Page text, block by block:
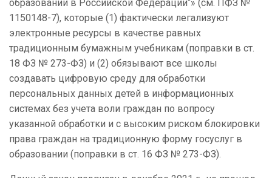
образовании в Российской Федерации“» (см. ПФЗ №
1150148-7), которые (1) фактически легализуют
электронные ресурсы в качестве равных
традиционным бумажным учебникам (поправки в ст.
18 ФЗ № 273-ФЗ) и (2) обязывают все школы
создавать цифровую среду для обработки
персональных данных детей в информационных
системах без учета воли граждан по вопросу
указанной обработки и с высоким риском блокировки
права граждан на традиционную форму госуслуг в
образовании (поправки в ст. 16 ФЗ № 273-ФЗ).